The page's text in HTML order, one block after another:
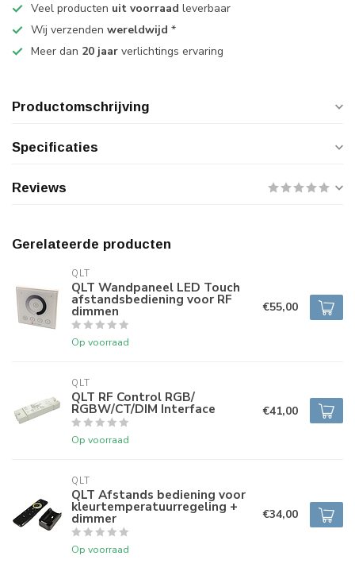
Veel producten uit voorraad leverbaar
Wij verzenden wereldwijd *
Meer dan 20 jaar verlichtings ervaring
Productomschrijving
Specificaties
Reviews
Gerelateerde producten
QLT
QLT Wandpaneel LED Touch
afstandsbediening voor RF
dimmen
Op voorraad
€55,00
QLT
QLT RF Control RGB/
RGBW/CT/DIM Interface
Op voorraad
€41,00
QLT
QLT Afstands bediening voor
kleurtemperatuurregeling +
dimmer
Op voorraad
€34,00